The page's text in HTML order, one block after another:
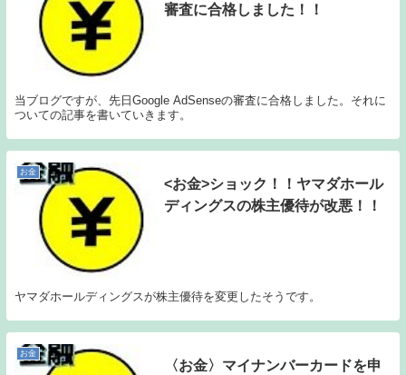
審査に合格しました！！
当ブログですが、先日Google AdSenseの審査に合格しました。それに
ついての記事を書いていきます。
お金
<お金>ショック！！ヤマダホール
ディングスの株主優待が改悪！！
ヤマダホールディングスが株主優待を変更したそうです。
お金
〈お金〉マイナンバーカードを申